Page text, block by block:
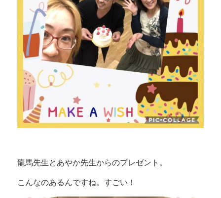
龍馬先生とあやか先生からのプレゼント。
こんなのあるんですね。すごい！